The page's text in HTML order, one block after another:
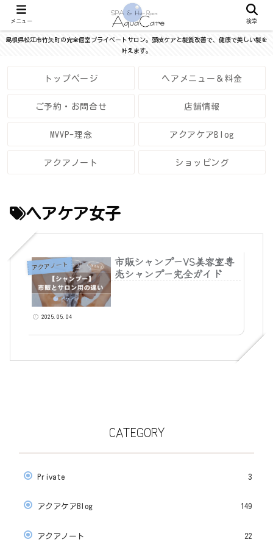
島根県松江市竹矢町の完全個室プライベートサロン。頭皮ケアと髪質改善で、健康で美しい髪を
叶えます。
トップページ ヘアメニュー＆料金
ご予約・お問合せ 店舗情報
MVVP-理念 アクアケアBlog
アクアノート ショッピング
ヘアケア女子
アクアノート
市販シャンプーVS美容室専
売シャンプー完全ガイド
2025.05.04
CATEGORY
Private 3
アクアケアBlog 149
アクアノート 22
メニュー 検索